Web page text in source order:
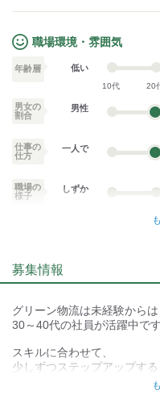
職場環境・雰囲気
年齢層 低い
10代 20
男女の
割合
男性
仕事の
仕方
一人で
職場の
様子
しずか
個性が生かせる
デスクワーク
お客様との対話が
少ない
力仕事が少ない
募集情報
グリーン物流は未経験からは
30～40代の社員が活躍中です
スキルに合わせて、
少しずつステップアップす
資格支援制度を利用してキ